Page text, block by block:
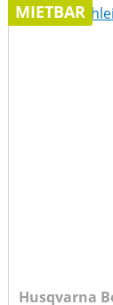
MIETBAR
Husqvarna